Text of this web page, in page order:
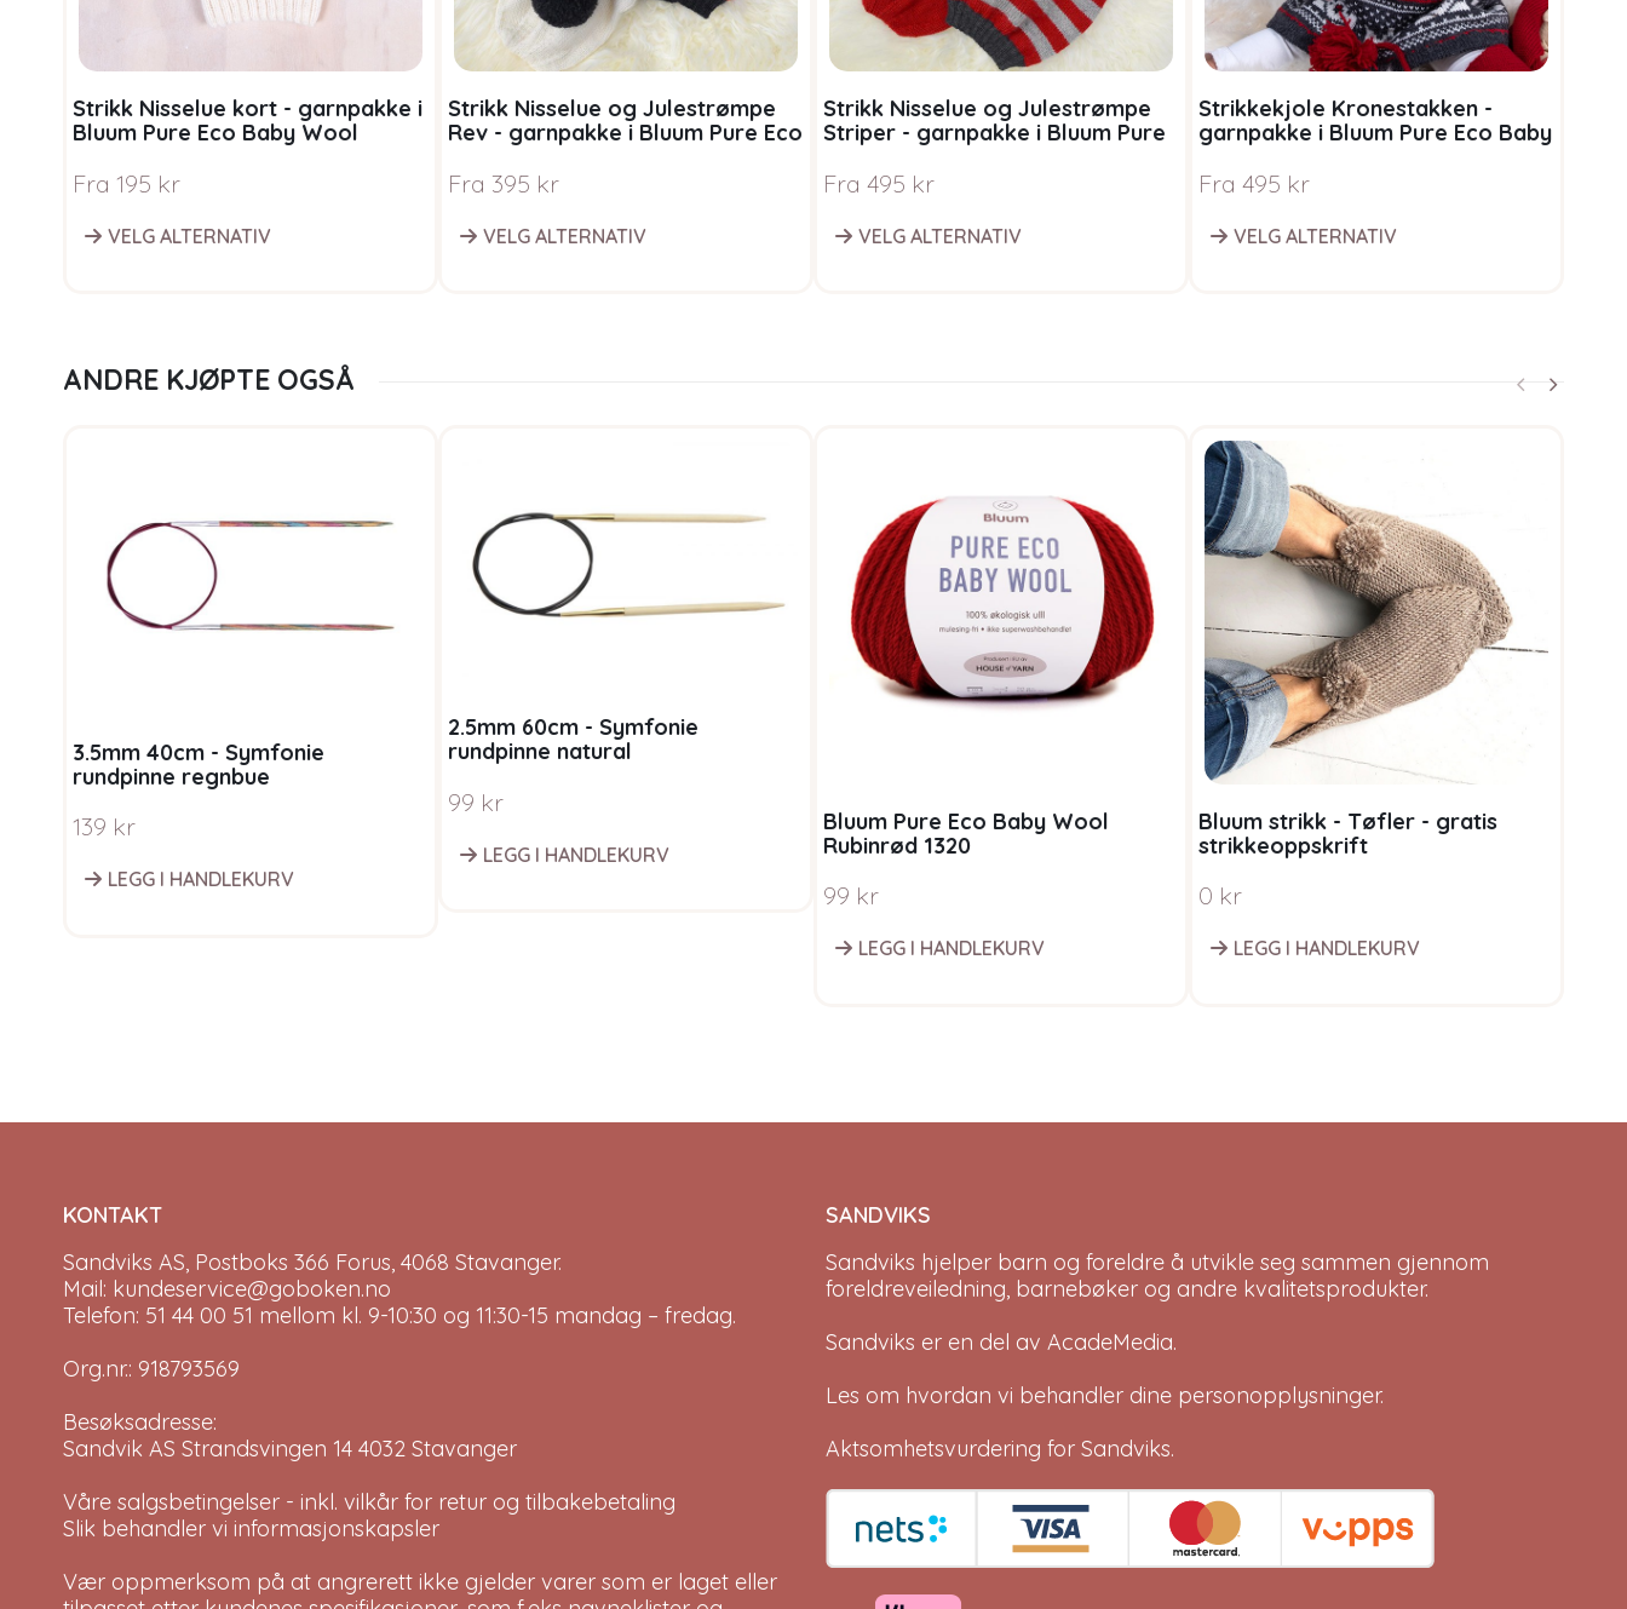
Strikk Nisselue kort - garnpakke i
Bluum Pure Eco Baby Wool
Fra 195 kr
VELG ALTERNATIV
Strikk Nisselue og Julestrømpe
Rev - garnpakke i Bluum Pure Eco
Fra 395 kr
VELG ALTERNATIV
Strikk Nisselue og Julestrømpe
Striper - garnpakke i Bluum Pure
Fra 495 kr
VELG ALTERNATIV
Strikkekjole Kronestakken -
garnpakke i Bluum Pure Eco Baby
Fra 495 kr
VELG ALTERNATIV
ANDRE KJØPTE OGSÅ
3.5mm 40cm - Symfonie
rundpinne regnbue
139 kr
LEGG I HANDLEKURV
2.5mm 60cm - Symfonie
rundpinne natural
99 kr
LEGG I HANDLEKURV
Bluum Pure Eco Baby Wool
Rubinrød 1320
99 kr
LEGG I HANDLEKURV
Bluum strikk - Tøfler - gratis
strikkeoppskrift
0 kr
LEGG I HANDLEKURV
KONTAKT
Sandviks AS, Postboks 366 Forus, 4068 Stavanger.
Mail: kundeservice@goboken.no
Telefon: 51 44 00 51 mellom kl. 9-10:30 og 11:30-15 mandag – fredag.
Org.nr.: 918793569
Besøksadresse:
Sandvik AS Strandsvingen 14 4032 Stavanger
Våre salgsbetingelser - inkl. vilkår for retur og tilbakebetaling
Slik behandler vi informasjonskapsler
Vær oppmerksom på at angrerett ikke gjelder varer som er laget eller
SANDVIKS
Sandviks hjelper barn og foreldre å utvikle seg sammen gjennom
foreldreveiledning, barnebøker og andre kvalitetsprodukter.
Sandviks er en del av AcadeMedia.
Les om hvordan vi behandler dine personopplysninger.
Aktsomhetsvurdering for Sandviks.